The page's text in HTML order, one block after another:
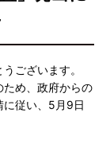
ございます。
ため、政府からの
に従い、5月9日